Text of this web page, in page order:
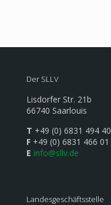
Der SLLV
Lisdorfer Str. 21b
66740 Saarlouis
T +49 (0) 6831 494 40
F +49 (0) 6831 466 01
E info@sllv.de
Landesgeschäftsstelle